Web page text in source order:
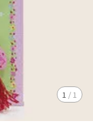
1 / 1